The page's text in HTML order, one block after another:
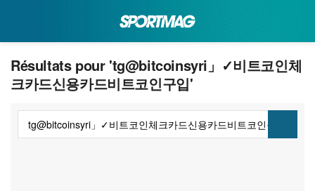
Résultats pour 'tg@bitcoinsyri」✓비트코인체
크카드신용카드비트코인구입'